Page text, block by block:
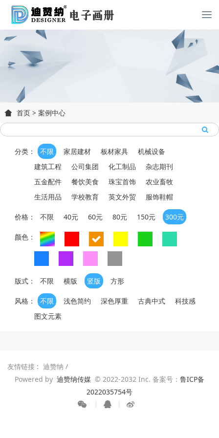
首页 > 案例中心
分类： 不限 家居建材 板材家具
机械设备
建筑工程
公司集团 化工制品
杂志期刊
五金配件
餐饮美食 珠宝首饰
农业畜牧
生活用品
学校教育 英文外贸 服饰鞋帽
价格： 不限 40元 60元 80元 150元 300元
颜色：
版式： 不限 横版 竖版 方形
风格： 不限 浅色简约 深色厚重 古典中式
科技感
图文元素
友情链接 : 迪赞纳 /
Powered by 迪赞纳传媒 © 2022-2032 Inc. 备案号： 鲁ICP备
2022035754号